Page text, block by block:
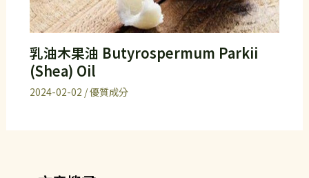
乳油木果油 Butyrospermum Parkii
(Shea) Oil
2024-02-02 /優質成分